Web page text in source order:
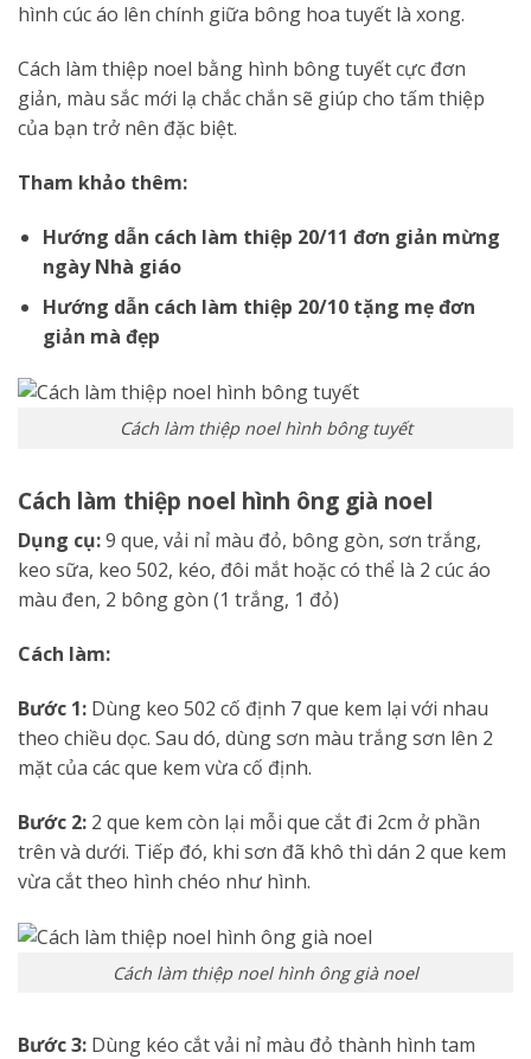
hình cúc áo lên chính giữa bông hoa tuyết là xong.
Cách làm thiệp noel bằng hình bông tuyết cực đơn
giản, màu sắc mới lạ chắc chắn sẽ giúp cho tấm thiệp
của bạn trở nên đặc biệt.
Tham khảo thêm:
Hướng dẫn cách làm thiệp 20/11 đơn giản mừng
ngày Nhà giáo
Hướng dẫn cách làm thiệp 20/10 tặng mẹ đơn
giản mà đẹp
Cách làm thiệp noel hình bông tuyết
Cách làm thiệp noel hình ông già noel
Dụng cụ:9 que, vải nỉ màu đỏ, bông gòn, sơn trắng,
keo sữa, keo 502, kéo, đôi mắt hoặc có thể là 2 cúc áo
màu đen, 2 bông gòn (1 trắng, 1 đỏ)
Cách làm:
Bước 1: Dùng keo 502 cố định 7 que kem lại với nhau
theo chiều dọc. Sau dó, dùng sơn màu trắng sơn lên 2
mặt của các que kem vừa cố định.
Bước 2: 2 que kem còn lại mỗi que cắt đi 2cm ở phần
trên và dưới. Tiếp đó, khi sơn đã khô thì dán 2 que kem
vừa cắt theo hình chéo như hình.
Cách làm thiệp noel hình ông già noel
Bước 3: Dùng kéo cắt vải nỉ màu đỏ thành hình tam